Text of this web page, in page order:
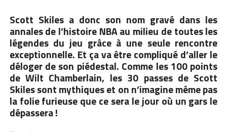
Scott Skiles a donc son nom gravé dans les
annales de l’histoire NBA au milieu de toutes les
légendes du jeu grâce à une seule rencontre
exceptionnelle. Et ça va être compliqué d’aller le
déloger de son piédestal. Comme les 100 points
de Wilt Chamberlain, les 30 passes de Scott
Skiles sont mythiques et on n’imagine même pas
la folie furieuse que ce sera le jour où un gars le
dépassera !